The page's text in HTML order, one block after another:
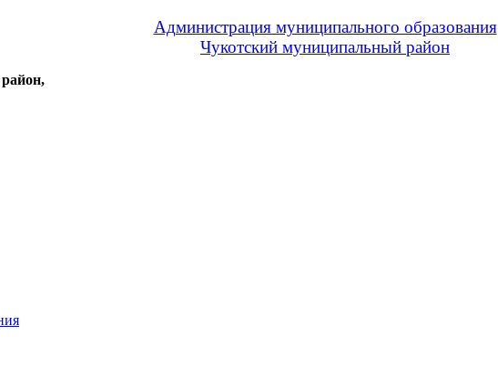
Администрация муниципального образования
Чукотский муниципальный район